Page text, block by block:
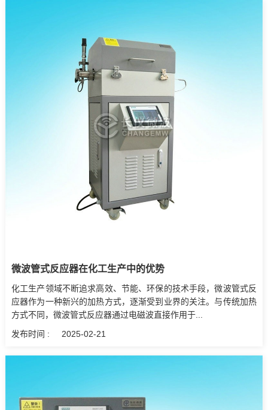
微波管式反应器在化工生产中的优势
化工生产领域不断追求高效、节能、环保的技术手段，微波管式反
应器作为一种新兴的加热方式，逐渐受到业界的关注。与传统加热
方式不同，微波管式反应器通过电磁波直接作用于...
发布时间 :
2025-02-21